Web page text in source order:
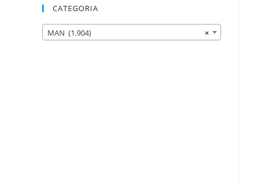
CATEGORIA
×
MAN (1.904)